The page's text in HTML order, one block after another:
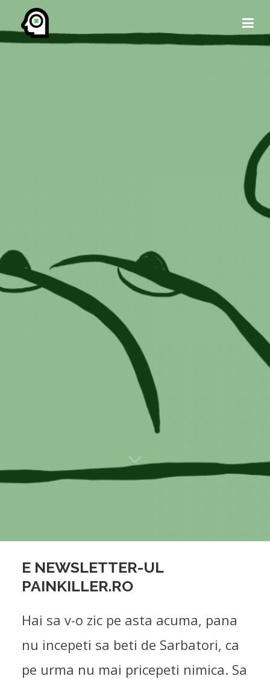
E NEWSLETTER-UL
PAINKILLER.RO
Hai sa v-o zic pe asta acuma, pana
nu incepeti sa beti de Sarbatori, ca
pe urma nu mai pricepeti nimica. Sa